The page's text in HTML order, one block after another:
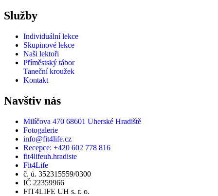
Služby
Individuální lekce
Skupinové lekce
Naši lektoři
Příměstský tábor
Taneční kroužek
Kontakt
Navštiv nás
Milíčova 470 68601 Uherské Hradiště
Fotogalerie
info@fit4life.cz
Recepce: +420 602 778 816
fit4lifeuh.hradiste
Fit4Life
č. ú. 352315559/0300
IČ 22359966
FIT4LIFE UH s. r. o.